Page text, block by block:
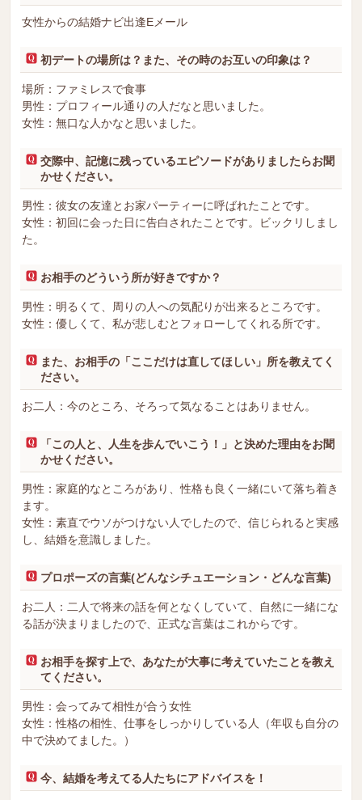
女性からの結婚ナビ出逢Eメール
初デートの場所は？また、その時のお互いの印象は？
場所：ファミレスで食事
男性：プロフィール通りの人だなと思いました。
女性：無口な人かなと思いました。
交際中、記憶に残っているエピソードがありましたらお聞
かせください。
男性：彼女の友達とお家パーティーに呼ばれたことです。
女性：初回に会った日に告白されたことです。ビックリしまし
た。
お相手のどういう所が好きですか？
男性：明るくて、周りの人への気配りが出来るところです。
女性：優しくて、私が悲しむとフォローしてくれる所です。
また、お相手の「ここだけは直してほしい」所を教えてく
ださい。
お二人：今のところ、そろって気なることはありません。
「この人と、人生を歩んでいこう！」と決めた理由をお聞
かせください。
男性：家庭的なところがあり、性格も良く一緒にいて落ち着き
ます。
女性：素直でウソがつけない人でしたので、信じられると実感
し、結婚を意識しました。
プロポーズの言葉(どんなシチュエーション・どんな言葉)
お二人：二人で将来の話を何となくしていて、自然に一緒にな
る話が決まりましたので、正式な言葉はこれからです。
お相手を探す上で、あなたが大事に考えていたことを教え
てください。
男性：会ってみて相性が合う女性
女性：性格の相性、仕事をしっかりしている人（年収も自分の
中で決めてました。）
今、結婚を考えてる人たちにアドバイスを！